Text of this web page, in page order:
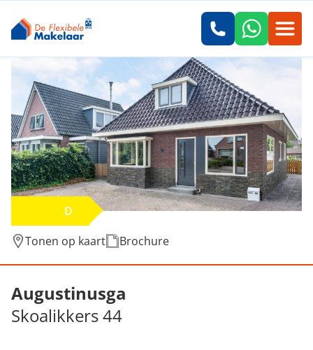
D
Tonen op kaart
Brochure
Verkocht: Skoalikkers 44, Augustinusga
Augustinusga
Skoalikkers 44